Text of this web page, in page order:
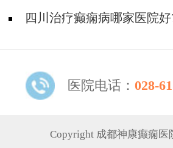
开车吗?
四川治疗癫痫病哪家医院
医院电话： 028-
Copyright 成都神康癫痫医